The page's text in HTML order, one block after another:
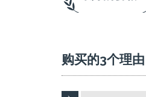
购买的3个理由